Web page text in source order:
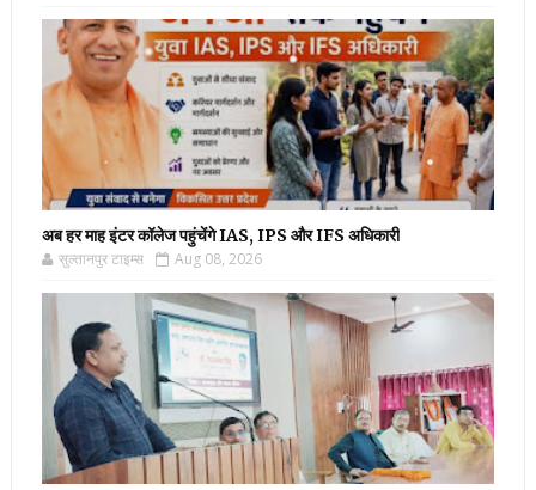
अब हर माह इंटर कॉलेज पहुंचेंगे IAS, IPS और IFS अधिकारी
सुल्तानपुर टाइम्स Aug 08, 2026